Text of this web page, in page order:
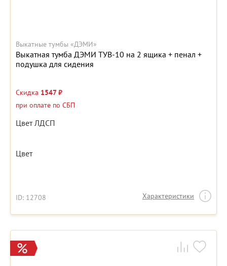
Выкатные тумбы «ДЭМИ»
Выкатная тумба ДЭМИ ТУВ-10 на 2 ящика + пенал +
подушка для сидения
Скидка 1547 ₽
при оплате по СБП
Цвет ЛДСП
Цвет
ID: 12708 Характеристики